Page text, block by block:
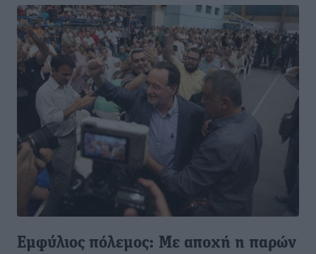
Εμφύλιος πόλεμος: Με αποχή η παρών